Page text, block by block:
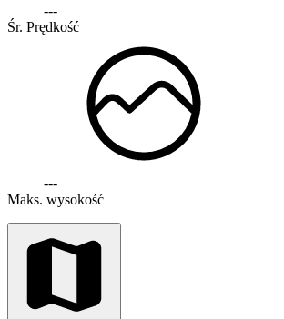
---
Śr. Prędkość
---
Maks. wysokość